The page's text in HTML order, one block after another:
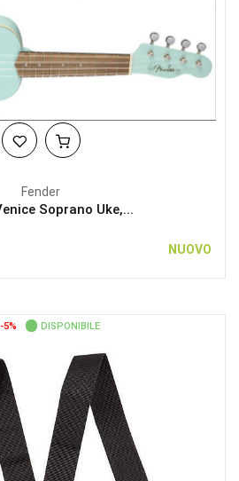
Fender
Soprano Uke,...
NUOVO
-5% DISPONIBILE